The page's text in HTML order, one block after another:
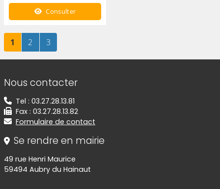
Consulter
Page
1 sur 3Page
2 sur 3Page
3sur 3
Informations de contact
Nous contacter
Tel : 03.27.28.13.81
Fax : 03.27.28.13.82
Formulaire de contact
Se rendre en mairie
49 rue Henri Maurice
59494 Aubry du Hainaut